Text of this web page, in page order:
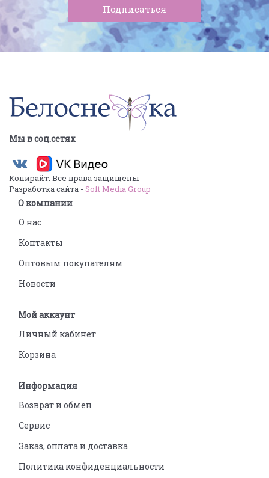
Мы в соц.сетях
Копирайт. Все права защищены
Разработка сайта - Soft Media Group
О компании
О нас
Контакты
Оптовым покупателям
Новости
Мой аккаунт
Личный кабинет
Корзина
Информация
Возврат и обмен
Сервис
Заказ, оплата и доставка
Политика конфиденциальности